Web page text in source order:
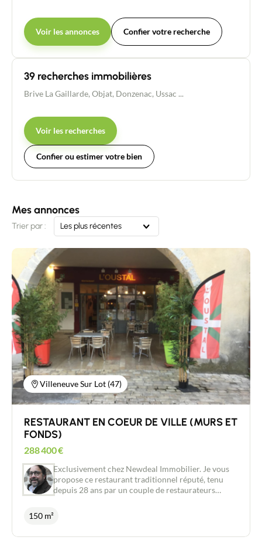
Voir les annonces Confier votre recherche
39 recherches immobilières
Brive La Gaillarde, Objat, Donzenac, Ussac ...
Voir les recherches
Confier ou estimer votre bien
Mes annonces
Trier par : Les plus récentes
Villeneuve Sur Lot (47)
RESTAURANT EN COEUR DE VILLE (MURS ET
FONDS)
288 400€
Exclusivement chez Newdeal Immobilier. Je vous
propose ce restaurant traditionnel réputé, tenu
depuis 28 ans par un couple de restaurateurs
150 m²